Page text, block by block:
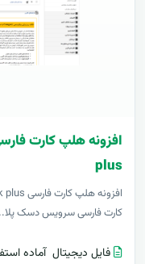
plus
کارت فارسی سرویس دسک پلا..
فایل دیجیتال آماده